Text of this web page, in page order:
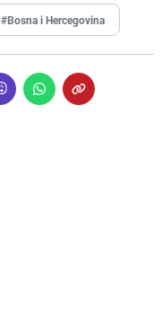
#Bosna i Hercegovina